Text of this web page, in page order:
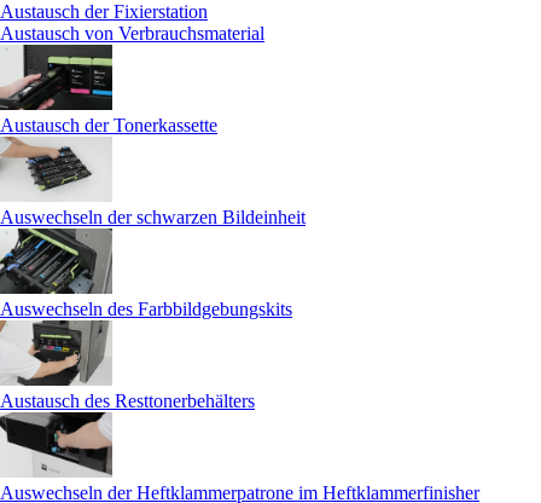
Austausch der Fixierstation
Austausch von Verbrauchsmaterial
Austausch der Tonerkassette
Auswechseln der schwarzen Bildeinheit
Auswechseln des Farbbildgebungskits
Austausch des Resttonerbehälters
Auswechseln der Heftklammerpatrone im Heftklammerfinisher